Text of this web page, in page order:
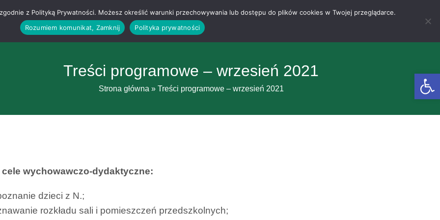
Treści programowe – wrzesień 2021
Strona główna » Treści programowe – wrzesień 2021
cele wychowawczo-dydaktyczne:
dzieci z N.;
rozkładu sali i pomieszczeń przedszkolnych;
z Polityką Prywatności. Możesz określić warunki przechowywania lub dostępu do plików cookies w Twojej przeglądarce.
Rozumiem komunikat, Zamknij
Polityka prywatności